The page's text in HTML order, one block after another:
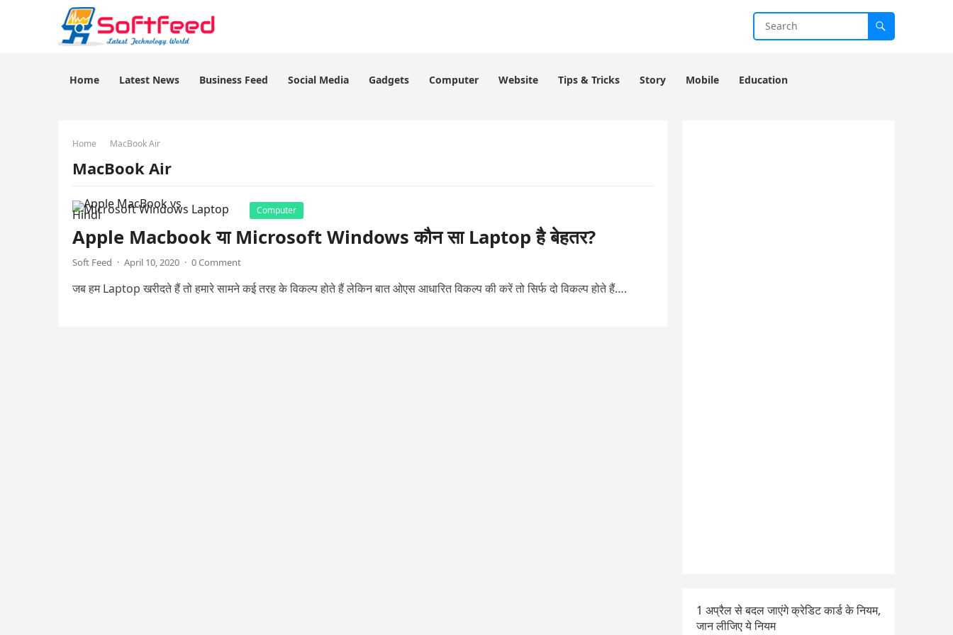
Home Latest News Business Feed Social Media Gadgets Computer Website Tips & Tricks Story Mobile Education
Home MacBook Air
MacBook Air
Computer
Apple Macbook या Microsoft Windows कौन सा Laptop है बेहतर?
Soft Feed · April 10, 2020 · 0 Comment
जब हम Laptop खरीदते हैं तो हमारे सामने कई तरह के विकल्प होते हैं लेकिन बात ओएस आधारित विकल्प की करें तो सिर्फ दो विकल्प होते हैं….
1 अप्रैल से बदल जाएंगे क्रेडिट कार्ड के नियम,
जान लीजिए ये नियम